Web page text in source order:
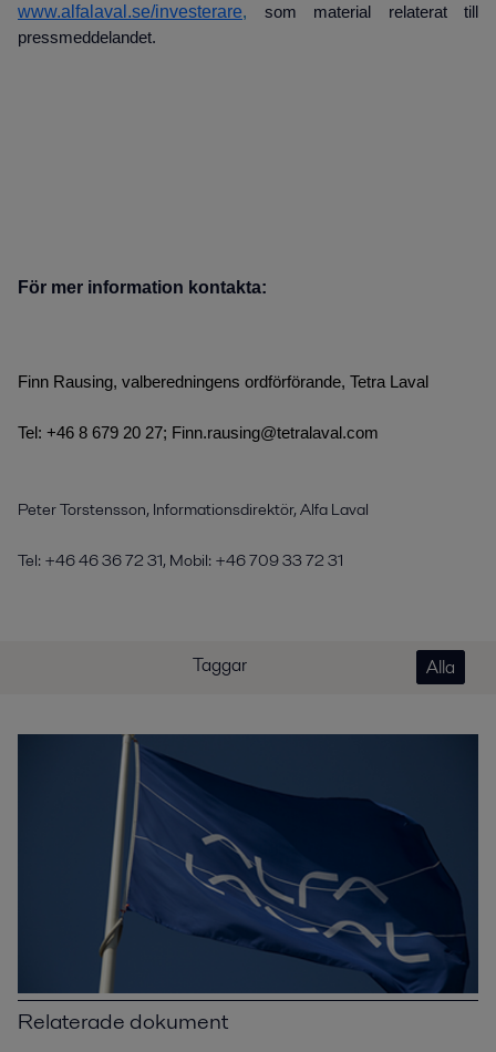
www.alfalaval.se/investerare, som material relaterat till
pressmeddelandet.
För mer information kontakta:
Finn Rausing, valberedningens ordförförande, Tetra Laval
Tel: +46 8 679 20 27; Finn.rausing@tetralaval.com
Peter Torstensson, Informationsdirektör, Alfa Laval
Tel: +46 46 36 72 31, Mobil: +46 709 33 72 31
Taggar Alla
Relaterade dokument